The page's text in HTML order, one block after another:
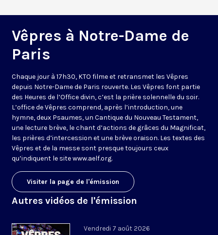
Vêpres à Notre-Dame de
Paris
Chaque jour à 17h30, KTO filme et retransmet les Vêpres
depuis Notre-Dame de Paris rouverte. Les Vêpres font partie
des Heures de l’Office divin, c’est la prière solennelle du soir.
L’office de Vêpres comprend, après l’introduction, une
hymne, deux Psaumes, un Cantique du Nouveau Testament,
une lecture brève, le chant d’actions de grâces du Magnificat,
les prières d’intercession et une brève oraison. Les textes des
Vêpres et de la messe sont presque toujours ceux
qu’indiquent le sitewww.aelf.org.
Visiter la page de l'émission
Autres vidéos de l'émission
Vendredi 7 août 2026